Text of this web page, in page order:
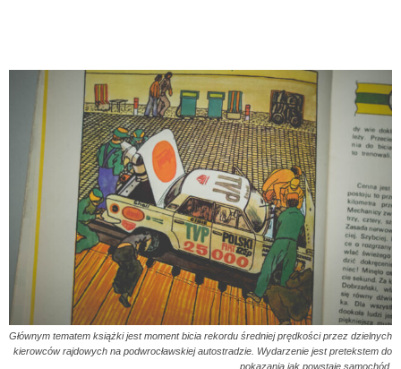
Głównym tematem książki jest moment bicia rekordu średniej prędkości przez dzielnych
kierowców rajdowych na podwrocławskiej autostradzie. Wydarzenie jest pretekstem do
pokazania jak powstaje samochód.